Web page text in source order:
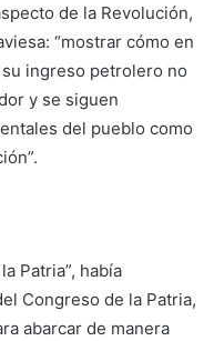
de la Revolución,
“mostrar cómo en
ingreso petrolero no
y se siguen
del pueblo como
Patria”, había
Congreso de la Patria,
abarcar de manera